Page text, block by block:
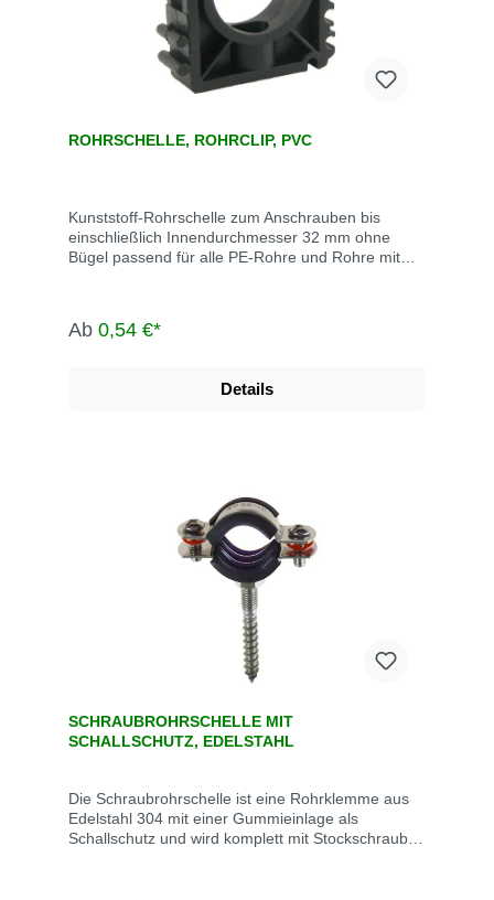
ROHRSCHELLE, ROHRCLIP, PVC
Kunststoff-Rohrschelle zum Anschrauben bis
einschließlich Innendurchmesser 32 mm ohne
Bügel passend für alle PE-Rohre und Rohre mit
Ab 0,54 €*
Details
SCHRAUBROHRSCHELLE MIT
SCHALLSCHUTZ, EDELSTAHL
Die Schraubrohrschelle ist eine Rohrklemme aus
Edelstahl 304 mit einer Gummieinlage als
Schallschutz und wird komplett mit Stockschraube